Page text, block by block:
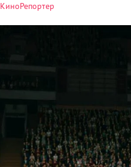
КиноРепортер